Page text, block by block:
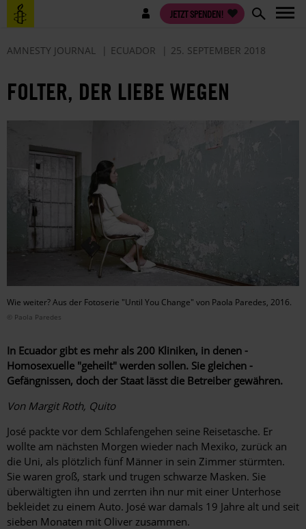
Direkt
zum
Benutzermenü JETZT SPENDEN!
AMNESTY JOURNAL ECUADOR 25. SEPTEMBER 2018
FOLTER, DER LIEBE WEGEN
Wie weiter? Aus der Fotoserie "Until You Change" von Paola Paredes, 2016.
© Paola Paredes
In Ecuador gibt es mehr als 200 Kliniken, in denen ­
Homosexuelle "geheilt" werden sollen. Sie gleichen ­
Gefängnissen, doch der Staat lässt die Betreiber gewähren.
Von Margit Roth, Quito
José packte vor dem Schlafengehen seine Reisetasche. Er
wollte am nächsten Morgen wieder nach Mexiko, zurück an
die Uni, als plötzlich fünf Männer in sein Zimmer stürmten.
Sie waren groß, stark und trugen schwarze Masken. Sie
überwältigten ihn und zerrten ihn nur mit einer Unterhose
bekleidet zu einem Auto. José war damals 19 Jahre alt und seit
sieben Monaten mit Oliver zusammen.